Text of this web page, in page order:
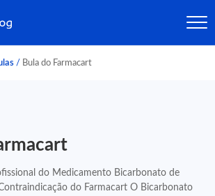
/ Bula do Farmacart
do Medicamento Bicarbonato de
do Farmacart O Bicarbonato